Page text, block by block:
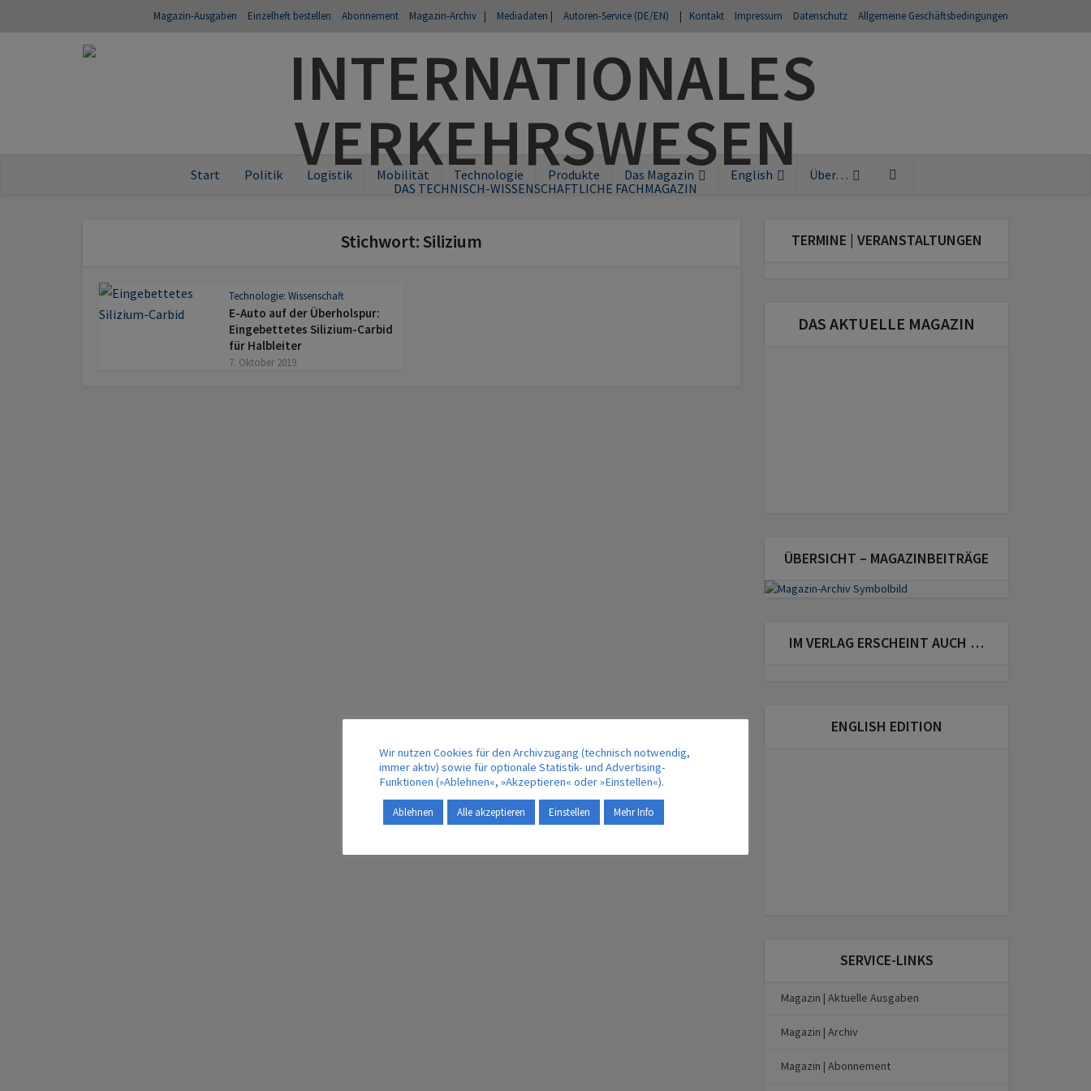
Magazin-Ausgaben Einzelheft bestellen Abonnement Magazin-Archiv | Mediadaten | Autoren-Service (DE/EN) | Kontakt Impressum Datenschutz Allgemeine Geschäftsbedingungen
DAS TECHNISCH-WISSENSCHAFTLICHE FACHMAGAZIN
Start Politik Logistik Mobilität Technologie Produkte Das Magazin English Über…
Stichwort: Silizium
Technologie: Wissenschaft
E-Auto auf der Überholspur:
Eingebettetes Silizium-Carbid
für Halbleiter
7. Oktober 2019
TERMINE | VERANSTALTUNGEN
DAS AKTUELLE MAGAZIN
ÜBERSICHT – MAGAZINBEITRÄGE
IM VERLAG ERSCHEINT AUCH …
ENGLISH EDITION
SERVICE-LINKS
Magazin | Aktuelle Ausgaben
Magazin | Archiv
Magazin | Abonnement
Wir nutzen Cookies für den Archivzugang (technisch notwendig,
immer aktiv) sowie für optionale Statistik- und Advertising-
Funktionen (»Ablehnen«, »Akzeptieren« oder »Einstellen«).
Ablehnen Alle akzeptieren Einstellen Mehr Info